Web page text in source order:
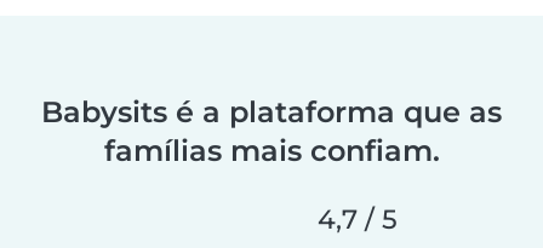
Babysits é a plataforma que as
famílias mais confiam.
4,7 / 5